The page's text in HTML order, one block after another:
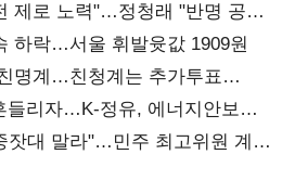
제로 노력"…정청래 "반명 공세
하락…서울 휘발윳값 1909원
명계…친청계는 추가투표
들리자…K-정유, 에너지안보
잣대 말라"…민주 최고위원 계파